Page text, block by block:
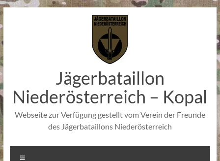
Zum
springen
Jägerbataillon
Niederösterreich – Kopal
Webseite zur Verfügung gestellt vom Verein der Freunde
des Jägerbataillons Niederösterreich